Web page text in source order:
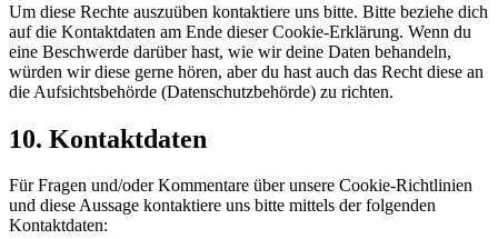
Um diese Rechte auszuüben kontaktiere uns bitte. Bitte beziehe dich
auf die Kontaktdaten am Ende dieser Cookie-Erklärung. Wenn du
eine Beschwerde darüber hast, wie wir deine Daten behandeln,
würden wir diese gerne hören, aber du hast auch das Recht diese an
die Aufsichtsbehörde (Datenschutzbehörde) zu richten.
10. Kontaktdaten
Für Fragen und/oder Kommentare über unsere Cookie-Richtlinien
und diese Aussage kontaktiere uns bitte mittels der folgenden
Kontaktdaten: